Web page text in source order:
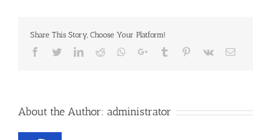
promovare
clasa
Share This Story, Choose Your Platform!
Facebook
TwitterLinkedinReddit Whatsapp
Google+Tumblr Pinterest
Vk Email
About the Author: administrator